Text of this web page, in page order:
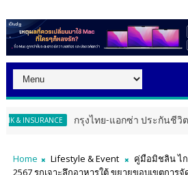
กรุงไทย-แอกซ่า ประกันชีวิต จัดงา
Home Lifestyle & Event
คู่มือมิชลิน ไ
2567 รุกเจาะลึกอาหารใต้ ขยายขอบเขตการ